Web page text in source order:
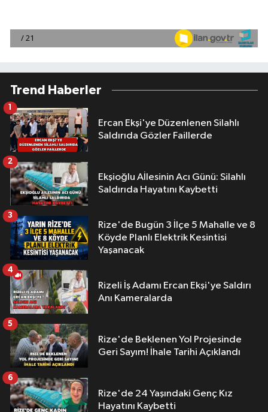
Trend Haberler
Ercan Ekşi'ye Düzenlenen Silahlı
Saldırıda Gözler Faillerde
1
Ekşioğlu Aİlesinin Acı Günü: Silahlı
Saldırıda Hayatını Kaybetti
2
Rize'de Bugün 3 İlçe 5 Mahalle ve 8
Köyde Planlı Elektrik Kesintisi
Yaşanacak
3
Rizeli İş Adamı Ercan Ekşi'ye Saldırı
Anı Kameralarda
4
Rize'de Beklenen Yol Projesinde
Geri Sayım! İhale Tarihi Açıklandı
5
Rize'de 24 Yaşındaki Genç Kız
Hayatını Kaybetti
6